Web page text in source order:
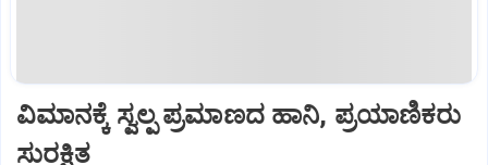
ವಿಮಾನಕ್ಕೆ ಸ್ವಲ್ಪ ಪ್ರಮಾಣದ ಹಾನಿ, ಪ್ರಯಾಣಿಕರು
ಸುರಕ್ಷಿತ